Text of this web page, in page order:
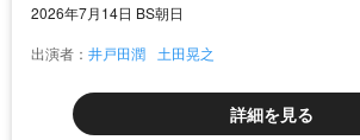
2026年7月14日 BS朝日
出演者： 井戸田潤 土田晃之
詳細を見る